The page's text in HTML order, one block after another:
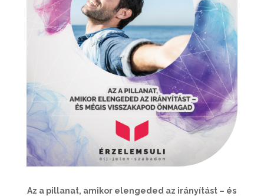
Az a pillanat, amikor elengeded az irányítást – és